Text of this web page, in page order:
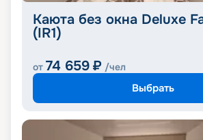
Каюта без окна Deluxe
(IR1)
от 74 659 ₽ /чел
Выбрать